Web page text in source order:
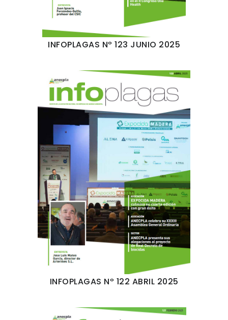
INFOPLAGAS Nº 123 JUNIO 2025
INFOPLAGAS Nº 122 ABRIL 2025